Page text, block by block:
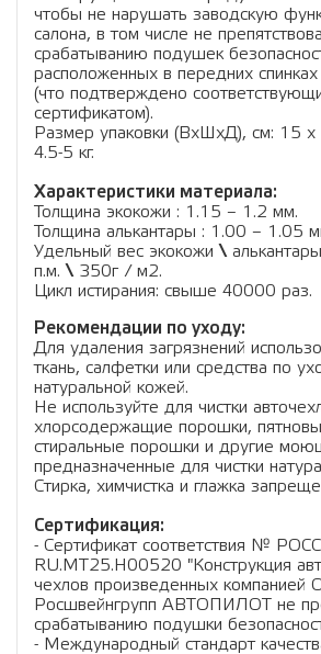
чтобы не нарушать заводскую
салона, в том числе не
срабатыванию подушек
расположенных в передних
(что подтверждено
сертификатом).
Размер упаковки (ВхШхД), см: 15
4.5-5 кг.
Характеристики материала:
Толщина экокожи : 1.15 – 1.2 мм.
Толщина алькантары : 1.00 – 1.05
Удельный вес экокожи \
п.м. \350г / м2.
Цикл истирания: свыше 40000 раз.
Рекомендации по уходу:
Для удаления загрязнений
ткань, салфетки или средства по
натуральной кожей.
Не используйте для чистки
хлорсодержащие порошки,
стиральные порошки и другие
предназначенные для чистки
Стирка, химчистка и глажка
Сертификация:
- Сертификат соответствия № РОСС
RU.МТ25.Н00520 "Конструкция
чехлов произведенных компанией
Росшвейнгрупп АВТОПИЛОТ не
срабатыванию подушки
- Международный стандарт